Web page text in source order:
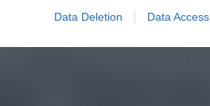
Data Deletion Data Access